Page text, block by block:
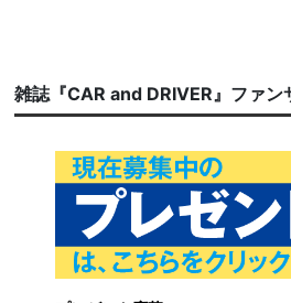
雑誌『CAR and DRIVER』ファン